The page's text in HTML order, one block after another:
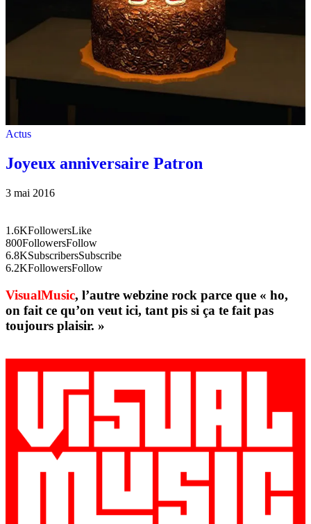
Actus
Joyeux anniversaire Patron
3 mai 2016
1.6KFollowersLike
800FollowersFollow
6.8KSubscribersSubscribe
6.2KFollowersFollow
VisualMusic, l’autre webzine rock parce que « ho,
on fait ce qu’on veut ici, tant pis si ça te fait pas
toujours plaisir. »